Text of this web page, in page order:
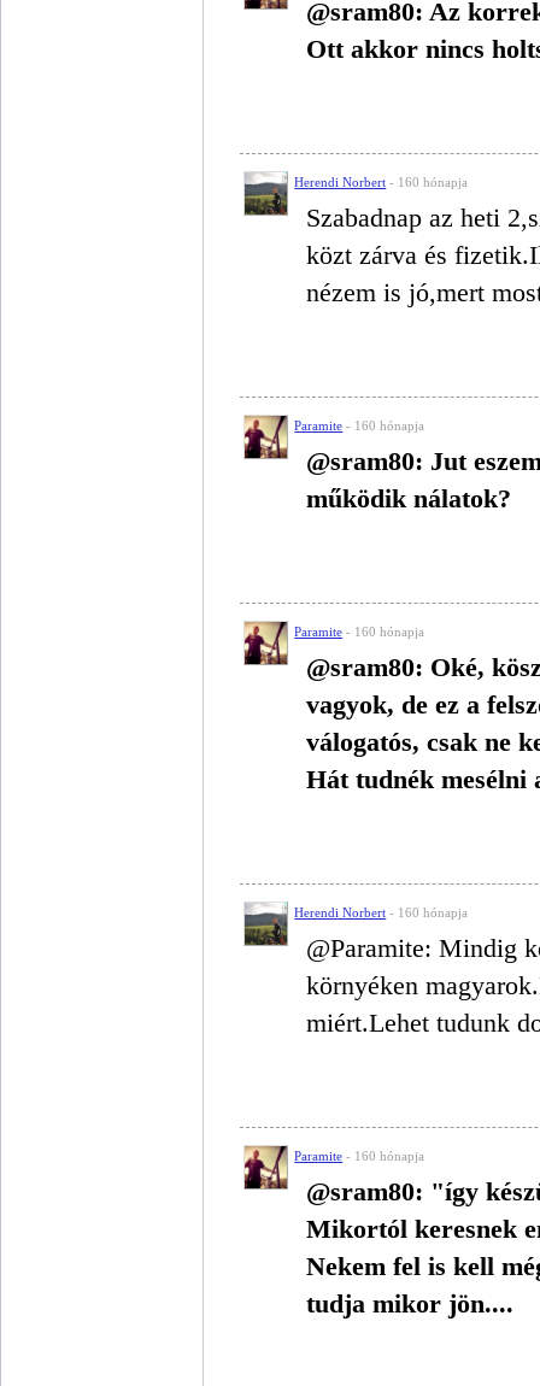
@sram80: Az
Ott akkor nincs
Herendi Norbert - 160 hónapja
Szabadnap az heti
közt zárva és
nézem is jó,mert
Paramite - 160 hónapja
@sram80: Jut
működik nálatok?
Paramite - 160 hónapja
@sram80: Oké,
vagyok, de ez a
válogatós, csak ne
Hát tudnék mesélni
Herendi Norbert - 160 hónapja
@Paramite: Mindig
környéken
miért.Lehet tudunk
Paramite - 160 hónapja
@sram80: "így
Mikortól keresnek
Nekem fel is kell
tudja mikor jön....